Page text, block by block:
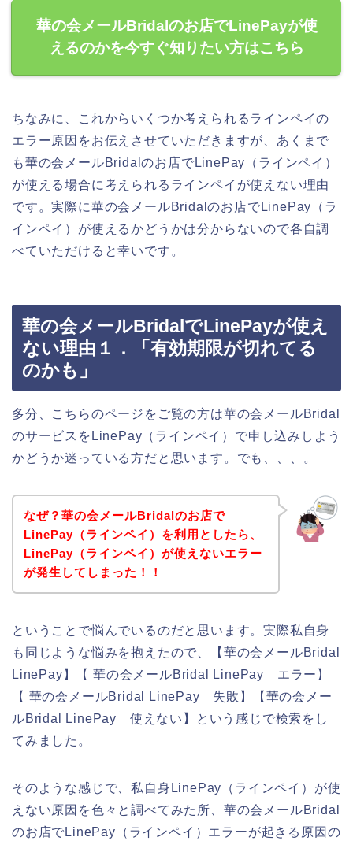
華の会メールBridalのお店でLinePayが使
えるのかを今すぐ知りたい方はこちら
ちなみに、これからいくつか考えられるラインペイの
エラー原因をお伝えさせていただきますが、あくまで
も華の会メールBridalのお店でLinePay（ラインペイ）
が使える場合に考えられるラインペイが使えない理由
です。実際に華の会メールBridalのお店でLinePay（ラ
インペイ）が使えるかどうかは分からないので各自調
べていただけると幸いです。
華の会メールBridalでLinePayが使え
ない理由１．「有効期限が切れてる
のかも」
多分、こちらのページをご覧の方は華の会メールBridal
のサービスをLinePay（ラインペイ）で申し込みしよう
かどうか迷っている方だと思います。でも、、、。
なぜ？華の会メールBridalのお店で
LinePay（ラインペイ）を利用としたら、
LinePay（ラインペイ）が使えないエラー
が発生してしまった！！
ということで悩んでいるのだと思います。実際私自身
も同じような悩みを抱えたので、【華の会メールBridal
LinePay】【 華の会メールBridal LinePay エラー】
【 華の会メールBridal LinePay 失敗】【華の会メー
ルBridal LinePay 使えない】という感じで検索をし
てみました。
そのような感じで、私自身LinePay（ラインペイ）が使
えない原因を色々と調べてみた所、華の会メールBridal
のお店でLinePay（ラインペイ）エラーが起きる原因の